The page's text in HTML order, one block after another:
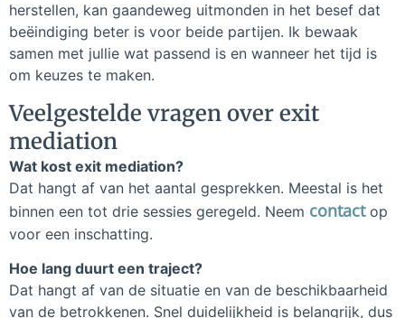
herstellen, kan gaandeweg uitmonden in het besef dat
beëindiging beter is voor beide partijen. Ik bewaak
samen met jullie wat passend is en wanneer het tijd is
om keuzes te maken.
Veelgestelde vragen over exit
mediation
Wat kost exit mediation?
Dat hangt af van het aantal gesprekken. Meestal is het
binnen een tot drie sessies geregeld. Neem contactop
voor een inschatting.
Hoe lang duurt een traject?
Dat hangt af van de situatie en van de beschikbaarheid
van de betrokkenen. Snel duidelijkheid is belangrijk, dus